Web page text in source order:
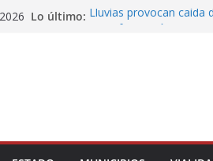
Lo último: Lluvias provocan caída
incumplimiento de